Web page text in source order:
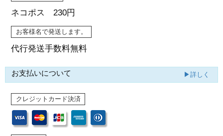
ネコポス 230円
お客様名で発送します。
代行発送手数料無料
お支払いについて ▶詳しく
クレジットカード決済